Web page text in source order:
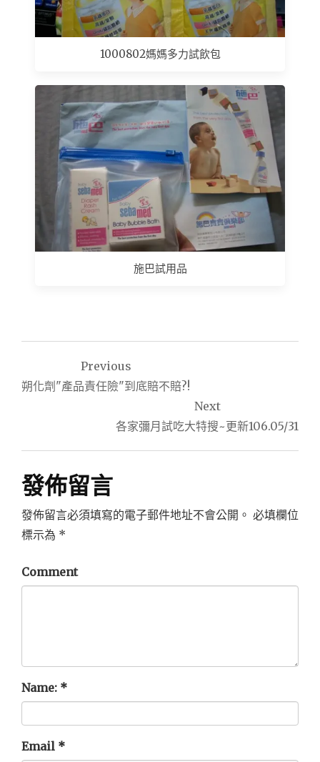
1000802媽媽多力試飲包
施巴試用品
章
Previous
朔化劑"產品責任險"到底賠不賠?!
Next
各家彌月試吃大特搜~更新106.05/31
發佈留言
發佈留言必須填寫的電子郵件地址不會公開。 必填欄位
標示為 *
Comment
Name: *
Email *